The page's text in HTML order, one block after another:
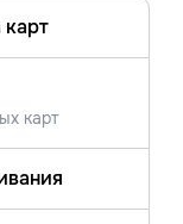
карт
карт